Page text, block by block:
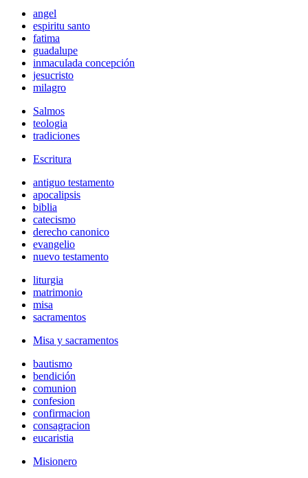
angel
espiritu santo
fatima
guadalupe
inmaculada concepción
jesucristo
milagro
Salmos
teologia
tradiciones
Escritura
antiguo testamento
apocalipsis
biblia
catecismo
derecho canonico
evangelio
nuevo testamento
liturgia
matrimonio
misa
sacramentos
Misa y sacramentos
bautismo
bendición
comunion
confesion
confirmacion
consagracion
eucaristia
Misionero